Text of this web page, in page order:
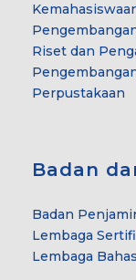
Riset dan
Perpustakaan
Badan
Badan
Lembaga
Lembaga